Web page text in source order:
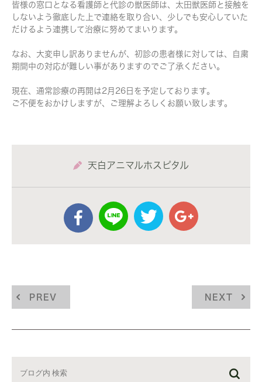
皆様の窓口となる看護師と代診の獣医師は、太田獣医師と接触を
しないよう徹底した上で連絡を取り合い、少しでも安心していた
だけるよう連携して治療に努めてまいります。
なお、大変申し訳ありませんが、初診の患者様に対しては、自粛
期間中の対応が難しい事がありますのでご了承ください。
現在、通常診療の再開は2月26日を予定しております。
ご不便をおかけしますが、ご理解よろしくお願い致します。
天白アニマルホスピタル
PREV NEXT